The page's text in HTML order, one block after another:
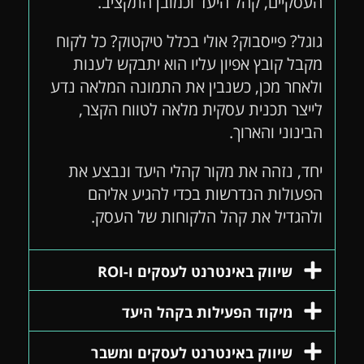
גוגל? פייסבוק? אולי בכלל טיקטוק? כל לקוח
מקבל קובץ אפיון עליו הוא יתבקש לענות
ולאחר מכן, כשנבין את התמונה המלאה נדע
לייצר תכנית עסקית מלאה לטווח הקצר,
הבינוני והארוך.
יחד, נזהה את מקור קהלי היעד ונבצע את
הפעולות הנדרשות בכדי להגיע אליהם
ולהגדיל את קהל הלקוחות של העסק.
שיווק באינטרנט לעסקים ו-ROI
מיקוד הפעילות בקהל היעד
שיווק באינטרנט לעסקים ומשבר